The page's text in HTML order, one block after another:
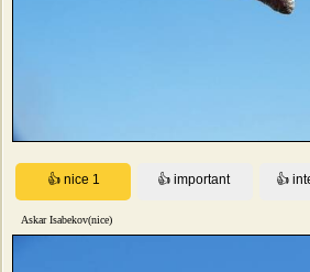
Askar Isabekov(nice)